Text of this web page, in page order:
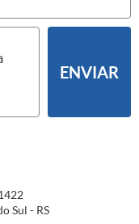
ENVIAR
Sul - RS